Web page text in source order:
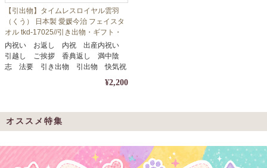
【引出物】タイムレスロイヤル雲羽
（くう） 日本製 愛媛今治 フェイスタ
オル tkd-17025//引き出物・ギフト・
内祝い・お中元・お歳暮等に
内祝い お返し 内祝 出産内祝い
引越し ご挨拶 香典返し 満中陰
志 法要 引き出物 引出物 快気祝
¥2,200
オススメ特集